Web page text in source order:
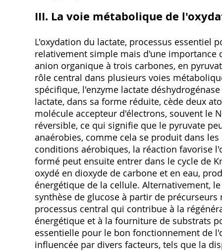
III. La voie métabolique de
L'oxydation du lactate, processus essentiel
relativement simple mais d'une importance
anion organique à trois carbones, en
rôle central dans plusieurs voies
spécifique, l'enzyme lactate
lactate, dans sa forme réduite, cède deux
molécule accepteur d'électrons, souvent le
réversible, ce qui signifie que le pyruvate
anaérobies, comme cela se produit dans
conditions aérobiques, la réaction favorise
formé peut ensuite entrer dans le cycle de
oxydé en dioxyde de carbone et en eau,
énergétique de la cellule. Alternativement,
synthèse de glucose à partir de
processus central qui contribue à la
énergétique et à la fourniture de substrats
essentielle pour le bon fonctionnement de
influencée par divers facteurs, tels que la